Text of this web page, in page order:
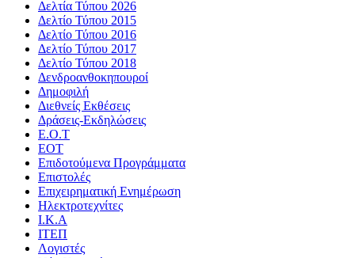
Δελτία Τύπου 2026
Δελτίο Τύπου 2015
Δελτίο Τύπου 2016
Δελτίο Τύπου 2017
Δελτίο Τύπου 2018
Δενδροανθοκηπουροί
Δημοφιλή
Διεθνείς Εκθέσεις
Δράσεις-Εκδηλώσεις
Ε.Ο.Τ
ΕΟΤ
Επιδοτούμενα Προγράμματα
Επιστολές
Επιχειρηματική Ενημέρωση
Ηλεκτροτεχνίτες
Ι.Κ.Α
ΙΤΕΠ
Λογιστές